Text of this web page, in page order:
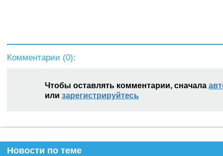
Комментарии (0):
Чтобы оставлять комментарии, сначала
или зарегистрируйтесь
Новости по теме